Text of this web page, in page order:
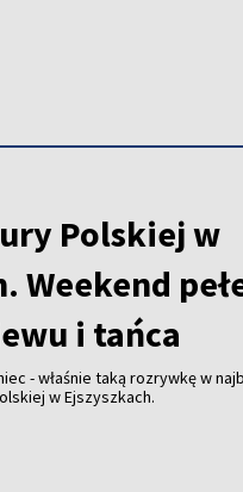
Polskiej w
Weekend
i tańca
- właśnie taką rozrywkę w
w Ejszyszkach.